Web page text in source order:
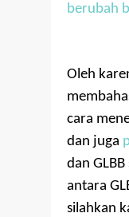
berubah
Oleh
cara
dan juga
dan
antara
silahkan